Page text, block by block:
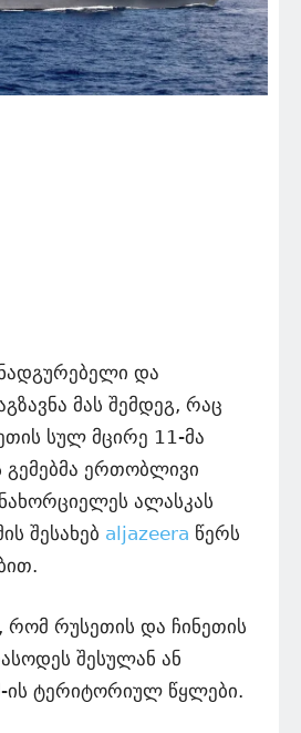
და
მას შემდეგ, რაც
სულ მცირე 11-მა
გემებმა ერთობლივი
ალასკას
შესახებ aljazeera წერს
რომ რუსეთის და ჩინეთის
შესულან ან
ის ტერიტორიულ წყლები.